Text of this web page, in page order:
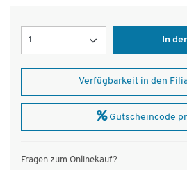
In
Verfügbarkeit in den
Gutscheincode
Fragen zum Onlinekauf?